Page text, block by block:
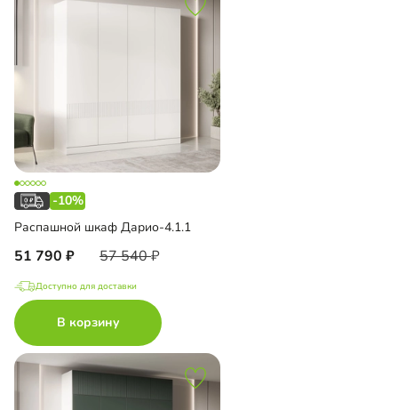
-10%
Распашной шкаф Дарио-4.1.1
51 790 57 540
Доступно для доставки
В корзину